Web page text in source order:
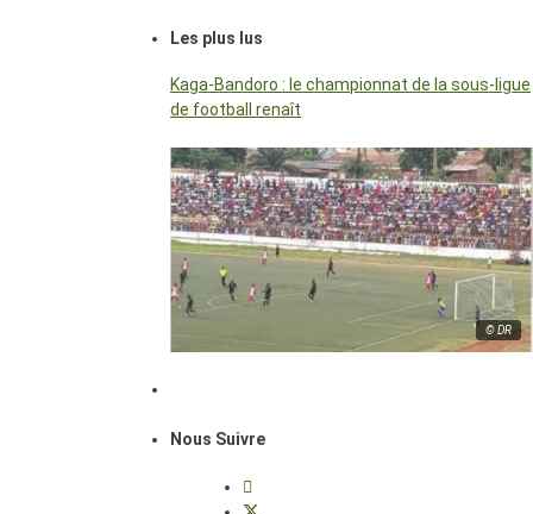
Les plus lus
Kaga-Bandoro : le championnat de la sous-ligue
de football renaît
© DR
Nous Suivre